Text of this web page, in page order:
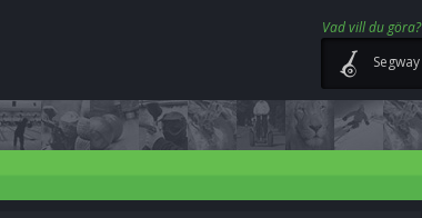
Vad vill du göra?
Segway